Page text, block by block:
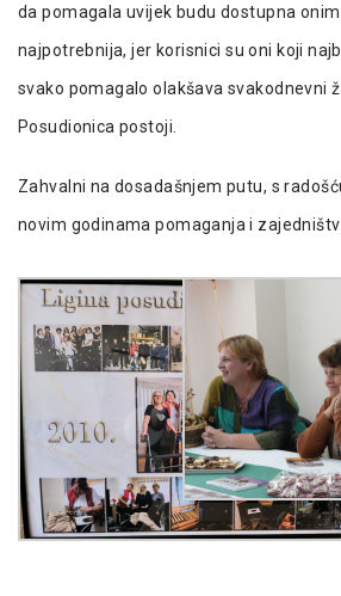
da pomagala uvijek budu dostupna
najpotrebnija, jer korisnici su oni koji
svako pomagalo olakšava svakodnevni
Posudionica postoji.
Zahvalni na dosadašnjem putu, s
novim godinama pomaganja i